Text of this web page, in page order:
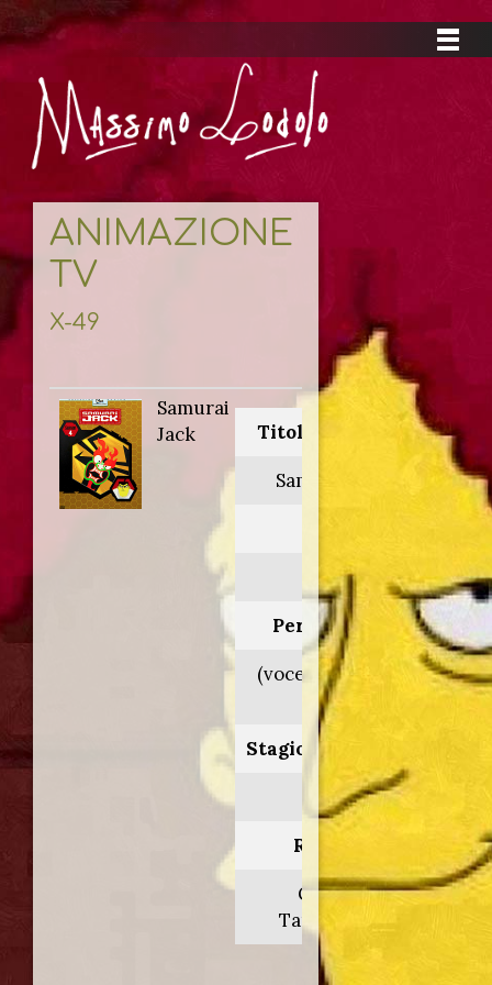
ANIMAZIONE
TV
X-49
Samurai
Jack
Titolo originale:
Samurai Jack
2004
Personaggio:
(voce orig. Daran
Norris)
Stagione.Episodio:
4.11
Regia di:
Genndy
Tartakovsky